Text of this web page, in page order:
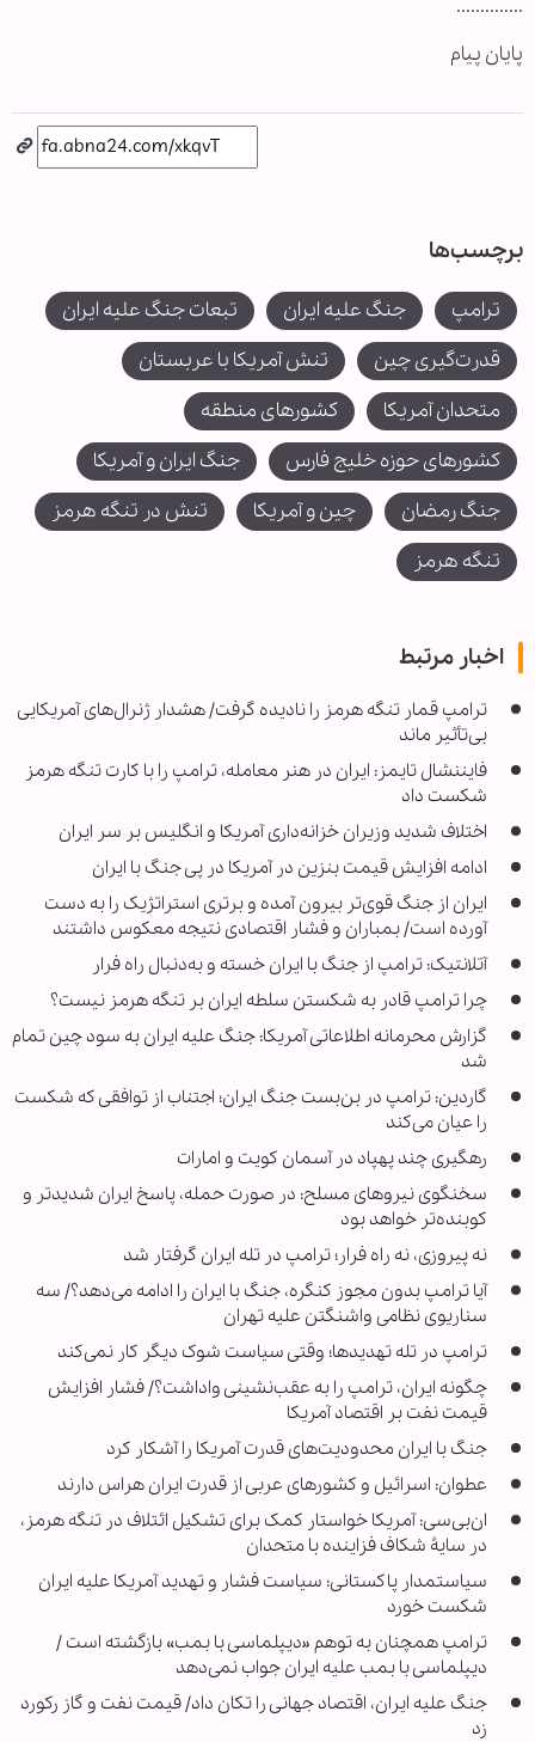
..............
پایان پیام
برچسب‌ها
ترامپ جنگ علیه ایران
تبعات جنگ علیه ایران
قدرت‌گیری چین
تنش آمریکا با عربستان
متحدان آمریکا
کشورهای منطقه
کشورهای حوزه خلیج فارس
جنگ ایران و آمریکا
جنگ رمضان
چین و آمریکا
تنش در تنگه هرمز
تنگه هرمز
اخبار مرتبط
ترامپ قمار تنگه هرمز را نادیده گرفت/ هشدار ژنرال‌های آمریکایی
بی‌تأثیر ماند
فایننشال تایمز: ایران در هنر معامله، ترامپ را با کارت تنگه هرمز
شکست داد
اختلاف شدید وزیران خزانه‌داری آمریکا و انگلیس بر سر ایران
ادامه افزایش قیمت بنزین در آمریکا در پی جنگ با ایران
ایران از جنگ قوی‌تر بیرون آمده و برتری استراتژیک را به دست
آورده است/ بمباران و فشار اقتصادی نتیجه معکوس داشتند
آتلانتیک: ترامپ از جنگ با ایران خسته و به‌دنبال راه فرار
چرا ترامپ قادر به شکستن سلطه ایران بر تنگه هرمز نیست؟
گزارش محرمانه اطلاعاتی آمریکا: جنگ علیه ایران به سود چین تمام
شد
گاردین: ترامپ در بن‌بست جنگ ایران؛ اجتناب از توافقی که شکست
را عیان می‌کند
رهگیری چند پهپاد در آسمان کویت و امارات
سخنگوی نیروهای مسلح: در صورت حمله، پاسخ ایران شدیدتر و
کوبنده‌تر خواهد بود
نه پیروزی، نه راه فرار؛ ترامپ در تله ایران گرفتار شد
آیا ترامپ بدون مجوز کنگره، جنگ با ایران را ادامه می‌دهد؟/ سه
سناریوی نظامی واشنگتن علیه تهران
ترامپ در تله تهدیدها؛ وقتی سیاست شوک دیگر کار نمی‌کند
چگونه ایران، ترامپ را به عقب‌نشینی واداشت؟/ فشار افزایش
قیمت نفت بر اقتصاد آمریکا
جنگ با ایران محدودیت‌های قدرت آمریکا را آشکار کرد
عطوان: اسرائیل و کشورهای عربی از قدرت ایران هراس دارند
ان‌بی‌سی: آمریکا خواستار کمک برای تشکیل ائتلاف در تنگه هرمز،
در سایۀ شکاف فزاینده با متحدان
سیاستمدار پاکستانی: سیاست فشار و تهدید آمریکا علیه ایران
شکست خورد
ترامپ همچنان به توهم «دیپلماسی با بمب» بازگشته است /
دیپلماسی با بمب علیه ایران جواب نمی‌دهد
جنگ علیه ایران، اقتصاد جهانی را تکان داد/ قیمت نفت و گاز رکورد
زد